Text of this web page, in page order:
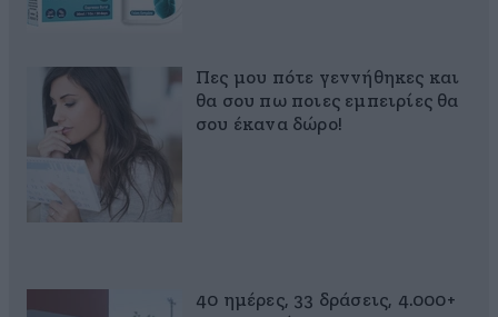
Πες μου πότε γεννήθηκες και
θα σου πω ποιες εμπειρίες θα
σου έκανα δώρο!
40 ημέρες, 33 δράσεις, 4.000+